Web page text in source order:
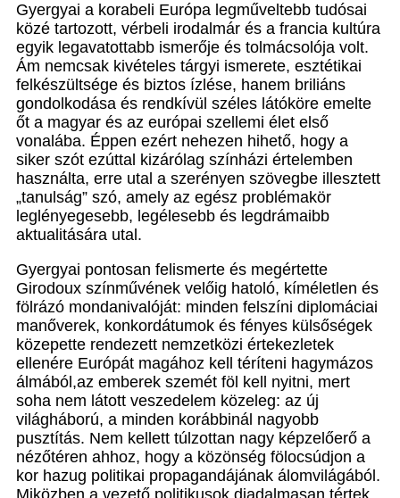
Gyergyai a korabeli Európa legműveltebb tudósai
közé tartozott, vérbeli irodalmár és a francia kultúra
egyik legavatottabb ismerője és tolmácsolója volt.
Ám nemcsak kivételes tárgyi ismerete, esztétikai
felkészültsége és biztos ízlése, hanem briliáns
gondolkodása és rendkívül széles látóköre emelte
őt a magyar és az európai szellemi élet első
vonalába. Éppen ezért nehezen hihető, hogy a
siker szót ezúttal kizárólag színházi értelemben
használta, erre utal a szerényen szövegbe illesztett
„tanulság” szó, amely az egész problémakör
leglényegesebb, legélesebb és legdrámaibb
aktualitására utal.
Gyergyai pontosan felismerte és megértette
Girodoux színművének velőig hatoló, kíméletlen és
fölrázó mondanivalóját: minden felszíni diplomáciai
manőverek, konkordátumok és fényes külsőségek
közepette rendezett nemzetközi értekezletek
ellenére Európát magához kell téríteni hagymázos
álmából,az emberek szemét föl kell nyitni, mert
soha nem látott veszedelem közeleg: az új
világháború, a minden korábbinál nagyobb
pusztítás. Nem kellett túlzottan nagy képzelőerő a
nézőtéren ahhoz, hogy a közönség fölocsúdjon a
kor hazug politikai propagandájának álomvilágából.
Miközben a vezető politikusok diadalmasan tértek